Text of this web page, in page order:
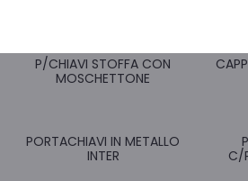
P/CHIAVI STOFFA CON
MOSCHETTONE
PORTACHIAVI IN METALLO
INTER
C/